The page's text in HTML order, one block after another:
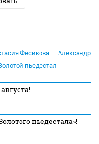
Фесикова
Александр
пьедестал
пьедестала»!